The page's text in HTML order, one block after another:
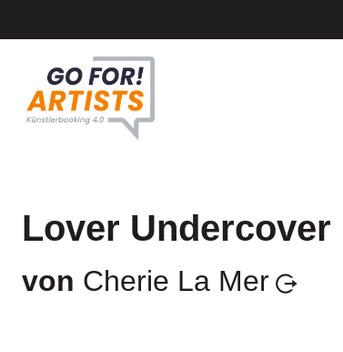
Lover Undercover
von Cherie La Mer